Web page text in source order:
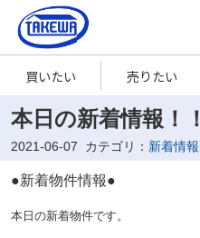
買いたい 売りたい
本日の新着情報！！
2021-06-07 カテゴリ： 新着情報
●新着物件情報●
本日の新着物件です。